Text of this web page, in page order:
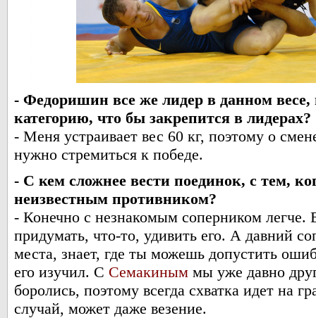
- Федоришин все же лидер в данном весе,
категорию, что бы закрепится в лидерах?
- Меня устраивает вес 60 кг, поэтому о
нужно стремиться к победе.
- С кем сложнее вести поединок, с тем,
неизвестным противником?
- Конечно с незнакомым соперником легче.
придумать, что-то, удивить его. А давний
места, знает, где ты можешь допустить
его изучил. С Семакиным мы уже давно
боролись, поэтому всегда схватка идет на
случай, может даже везение.